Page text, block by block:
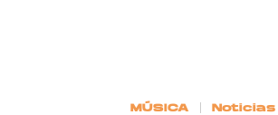
MÚSICA Noticias